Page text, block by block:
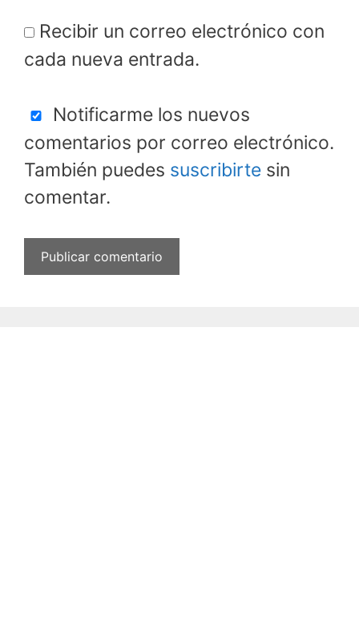
Recibir un correo electrónico con
cada nueva entrada.
Notificarme los nuevos
comentarios por correo electrónico.
También puedes suscribirte sin
comentar.